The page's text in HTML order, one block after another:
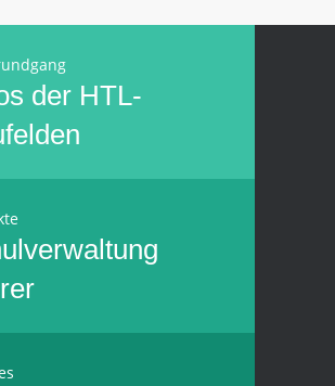
der HTL-